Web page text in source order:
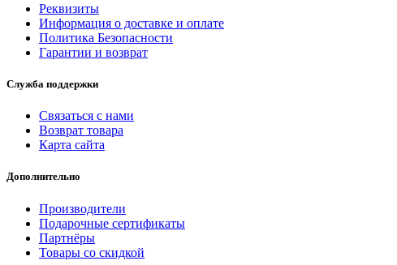
Реквизиты
Информация о доставке и оплате
Политика Безопасности
Гарантии и возврат
Служба поддержки
Связаться с нами
Возврат товара
Карта сайта
Дополнительно
Производители
Подарочные сертификаты
Партнёры
Товары со скидкой